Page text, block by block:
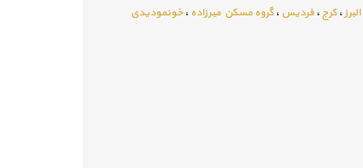
البرز، کرج ، فردیس ، گروه مسکن میرزاده ، خونمودیدی